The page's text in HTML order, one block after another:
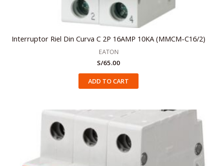
Interruptor Riel Din Curva C 2P 16AMP 10KA (MMCM-C16/2)
EATON
S/65.00
ADD TO CART